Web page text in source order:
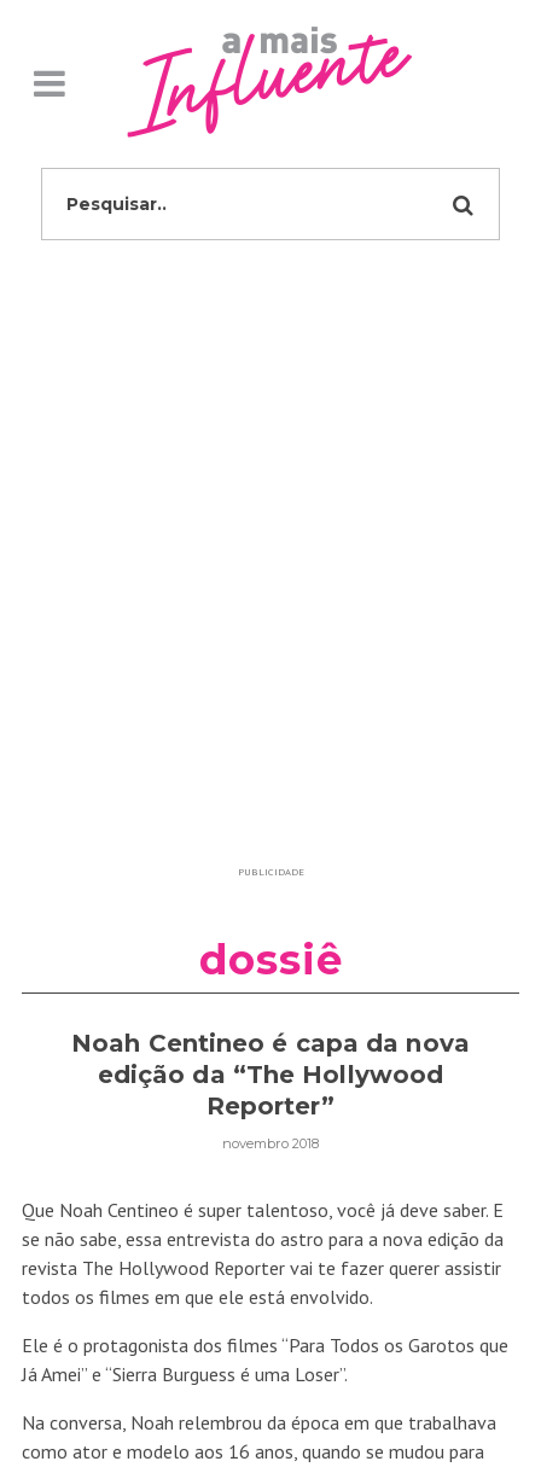
PUBLICIDADE
dossiê
Noah Centineo é capa da nova
edição da “The Hollywood
Reporter”
novembro 2018
Que Noah Centineo é super talentoso, você já deve saber. E
se não sabe, essa entrevista do astro para a nova edição da
revista The Hollywood Reporter vai te fazer querer assistir
todos os filmes em que ele está envolvido.
Ele é o protagonista dos filmes “Para Todos os Garotos que
Já Amei” e “Sierra Burguess é uma Loser”.
Na conversa, Noah relembrou da época em que trabalhava
como ator e modelo aos 16 anos, quando se mudou para